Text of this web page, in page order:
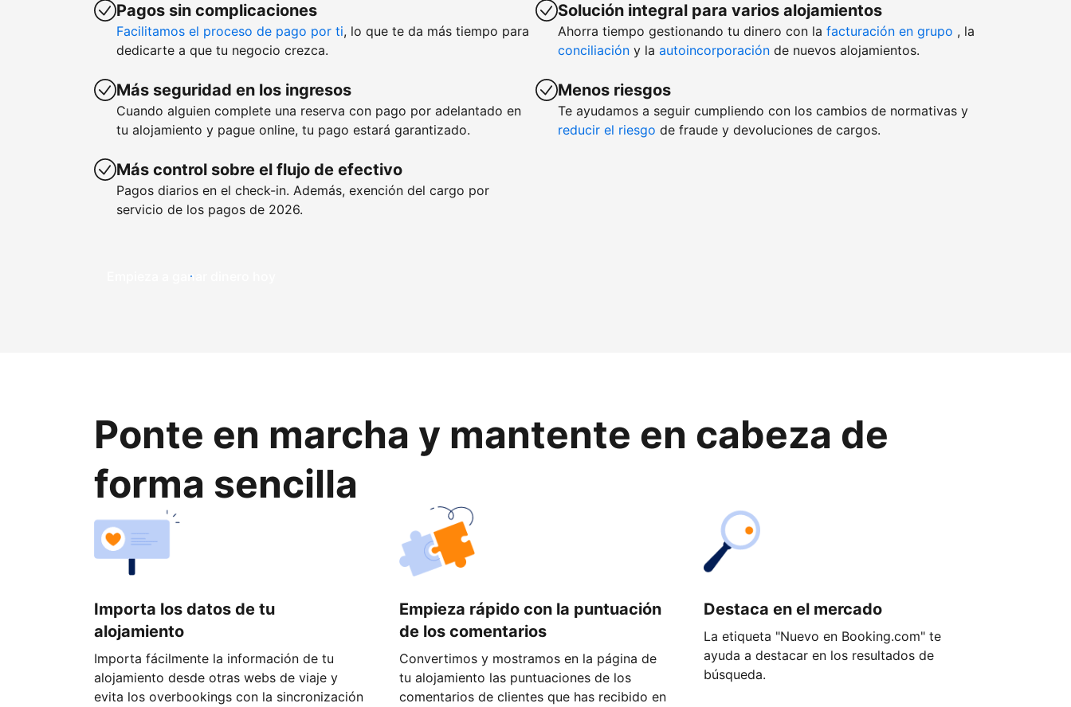
Pagos sin complicaciones
Facilitamos el proceso de pago por ti, lo que te da más tiempo para
dedicarte a que tu negocio crezca.
Más seguridad en los ingresos
Cuando alguien complete una reserva con pago por adelantado en
tu alojamiento y pague online, tu pago estará garantizado.
Más control sobre el flujo de efectivo
Pagos diarios en el check-in. Además, exención del cargo por
servicio de los pagos de 2026.
Solución integral para varios alojamientos
Ahorra tiempo gestionando tu dinero con la facturación en grupo , la
conciliación y la autoincorporación de nuevos alojamientos.
Menos riesgos
Te ayudamos a seguir cumpliendo con los cambios de normativas y
reducir el riesgo de fraude y devoluciones de cargos.
Empieza a ganar dinero hoy
Ponte en marcha y mantente en cabeza de
forma sencilla
Importa los datos de tu
alojamiento
Importa fácilmente la información de tu
alojamiento desde otras webs de viaje y
evita los overbookings con la sincronización
Empieza rápido con la puntuación
de los comentarios
Convertimos y mostramos en la página de
tu alojamiento las puntuaciones de los
comentarios de clientes que has recibido en
Destaca en el mercado
La etiqueta "Nuevo en Booking.com" te
ayuda a destacar en los resultados de
búsqueda.